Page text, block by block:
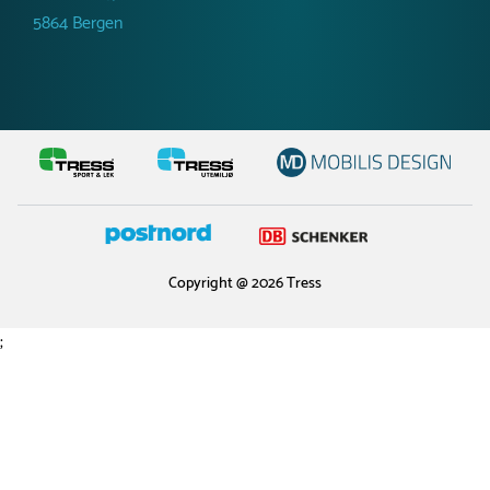
5864 Bergen
Copyright @ 2026 Tress
;